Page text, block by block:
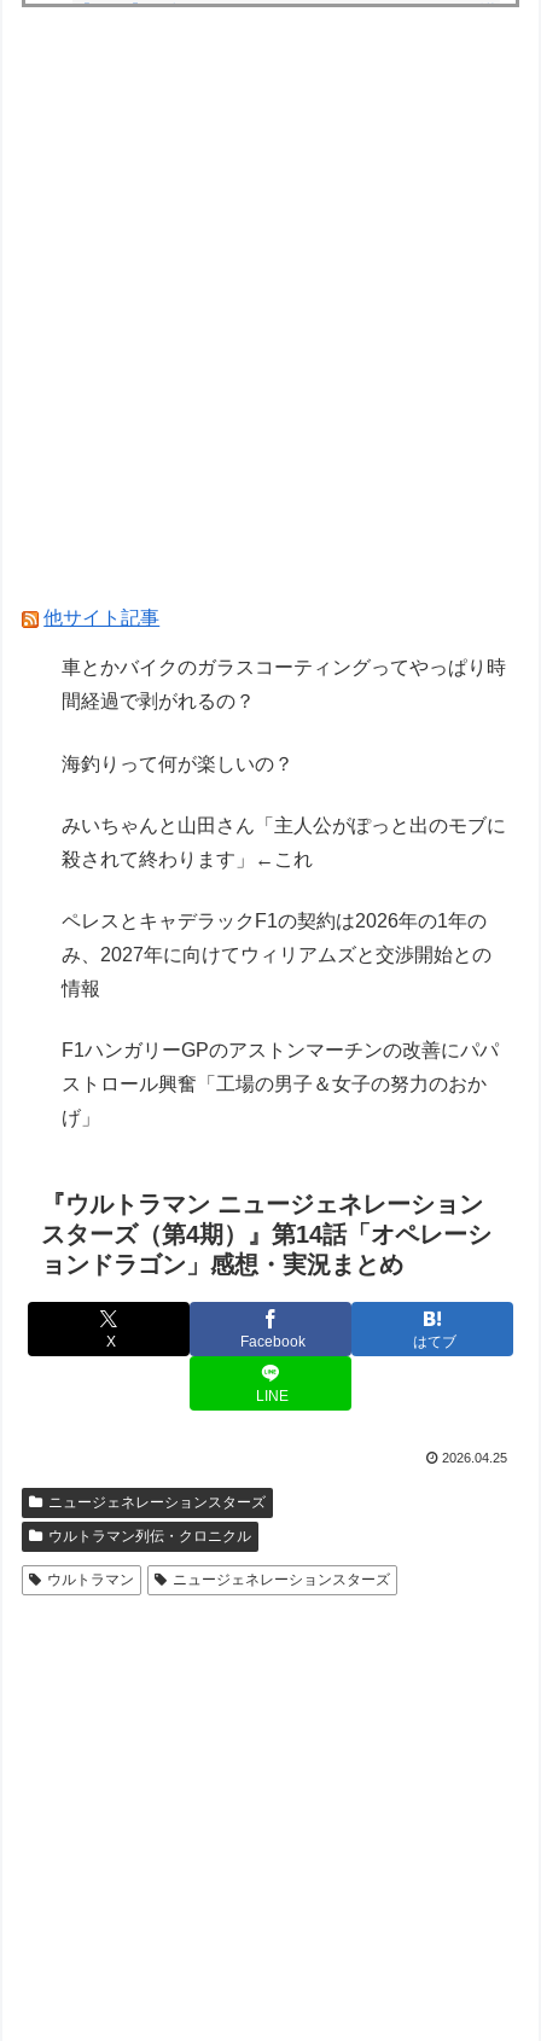
【画像】早朝カビキラーばらまきおばさん、結構
ズィとヤクトドーガがすこぶる良い
Powered by livedoor 相互RSS
他サイト記事
車とかバイクのガラスコーティングってやっぱり時
間経過で剥がれるの？
海釣りって何が楽しいの？
みいちゃんと山田さん「主人公がぽっと出のモブに
殺されて終わります」←これ
ペレスとキャデラックF1の契約は2026年の1年の
み、2027年に向けてウィリアムズと交渉開始との
情報
F1ハンガリーGPのアストンマーチンの改善にパパ
ストロール興奮「工場の男子＆女子の努力のおか
げ」
『ウルトラマン ニュージェネレーション
スターズ（第4期）』第14話「オペレーシ
ョンドラゴン」感想・実況まとめ
X Facebook はてブ
LINE
2026.04.25
ニュージェネレーションスターズ
ウルトラマン列伝・クロニクル
ウルトラマン ニュージェネレーションスターズ